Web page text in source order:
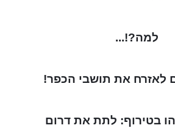
למה?!...
לאזרח את תושבי הכפר!
בטירוף: לתת את דרום